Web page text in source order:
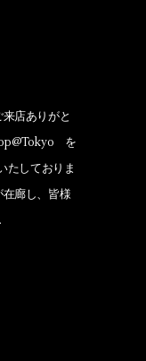
店ありがと
を
たしておりま
在廊し、皆様